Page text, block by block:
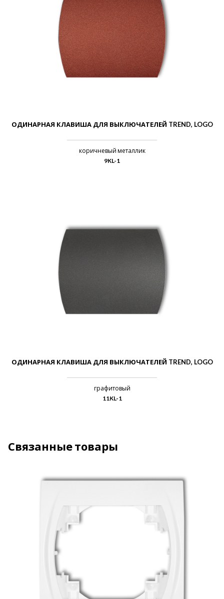
ОДИНАРНАЯ КЛАВИША ДЛЯ ВЫКЛЮЧАТЕЛЕЙ TREND, LOGO
коричневый металлик
9KL-1
ОДИНАРНАЯ КЛАВИША ДЛЯ ВЫКЛЮЧАТЕЛЕЙ TREND, LOGO
графитовый
11KL-1
Связанные товары